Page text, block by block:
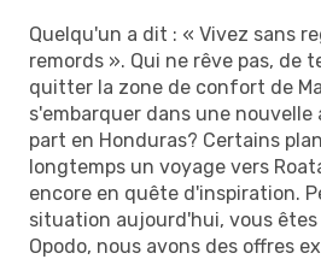
Quelqu'un a dit : « Vivez sans
remords ». Qui ne rêve pas, de
quitter la zone de confort de
s'embarquer dans une
part en Honduras? Certains
longtemps un voyage vers
encore en quête d'inspiration.
situation aujourd'hui, vous
Opodo, nous avons des offres